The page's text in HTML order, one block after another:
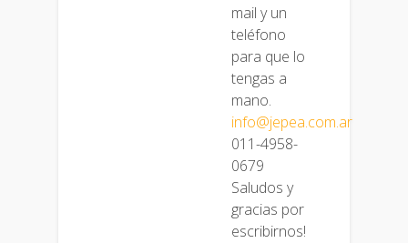
mail y un
teléfono
para que lo
tengas a
mano.
info@jepea.com.ar
011-4958-
0679
Saludos y
gracias por
escribirnos!